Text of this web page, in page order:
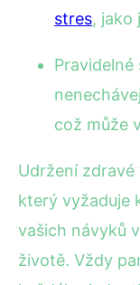
stres, jako
což může
Udržení
který vyžaduje
vašich návyků
životě. Vždy